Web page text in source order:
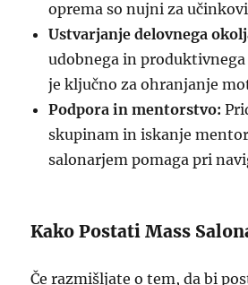
oprema so nujni za
Ustvarjanje delovnega
udobnega in
je ključno za ohranjanje
Podpora in mentorstvo:
skupinam in iskanje
salonarjem pomaga pri
Kako Postati Mass
Če razmišljate o tem, da bi